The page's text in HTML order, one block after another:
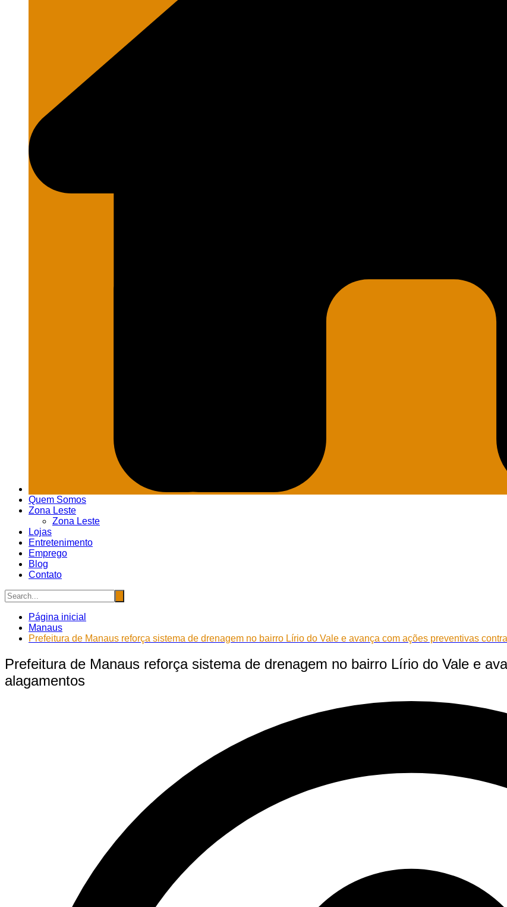
Quem Somos
Zona Leste
Zona Leste
Lojas
Entretenimento
Emprego
Blog
Contato
Página inicial
Manaus
Prefeitura de Manaus reforça sistema de drenagem no bairro Lírio do Vale e avança com ações preventivas
Prefeitura de Manaus reforça sistema de drenagem no bairro Lírio do Vale e
alagamentos